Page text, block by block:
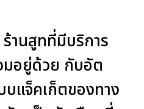
นสูทที่มีบริการ
อยู่ด้วย กับอัต
แจ็คเก็ตของทาง